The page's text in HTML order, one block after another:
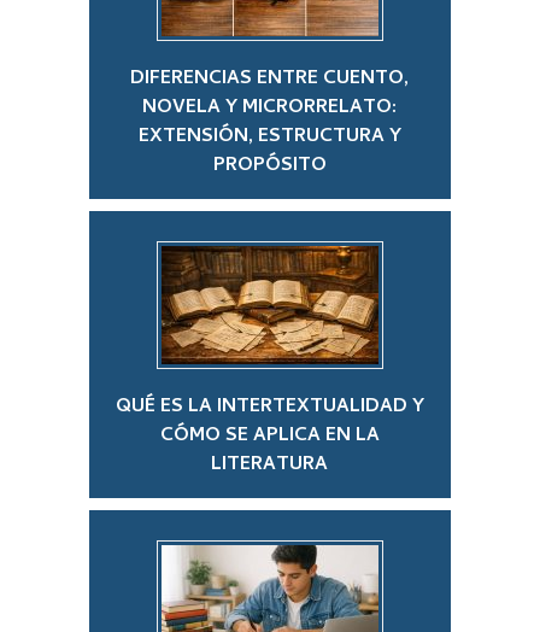
DIFERENCIAS ENTRE CUENTO,
NOVELA Y MICRORRELATO:
EXTENSIÓN, ESTRUCTURA Y
PROPÓSITO
QUÉ ES LA INTERTEXTUALIDAD Y
CÓMO SE APLICA EN LA
LITERATURA